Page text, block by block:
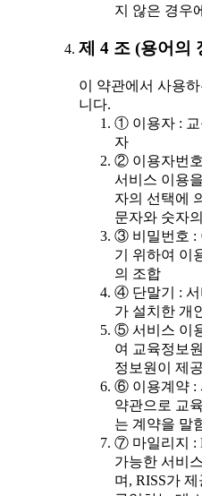
지 않은 경우
제 4 조 (용어의
이 약관에서 사용
니다.
① 이용자 : 교
자
② 이용자번
서비스 이용
자의 선택에
문자와 숫자
③ 비밀번호 :
기 위하여 이
의 조합
④ 단말기 : 서
가 설치한 개
⑤ 서비스 이
여 교육정보
정보원이 제
⑥ 이용계약 :
약관으로 교
는 계약을 말
⑦ 마일리지 :
가능한 서비
며, RISS가